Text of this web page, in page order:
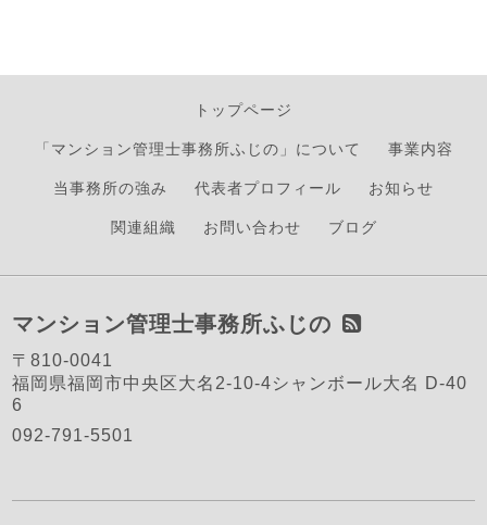
トップページ
「マンション管理士事務所ふじの」について 事業内容
当事務所の強み 代表者プロフィール お知らせ
関連組織 お問い合わせ ブログ
マンション管理士事務所ふじの
〒810-0041
福岡県福岡市中央区大名2-10-4シャンボール大名 D-40
6
092-791-5501